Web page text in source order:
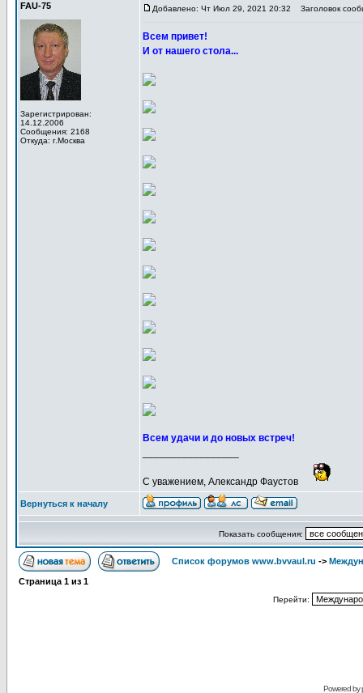
FAU-75
Зарегистрирован:
14.12.2006
Сообщения: 2168
Откуда: г.Москва
Добавлено: Чт Июл 29, 2021 20:32 Заголовок
Всем привет!
И от нашего стола...
Всем удачи и до новых встреч!
С уважением, Александр Фаустов
Вернуться к началу
Показать сообщения:
Список форумов www.bvvaul.ru ->
Страница 1 из 1
Перейти:
Powered by